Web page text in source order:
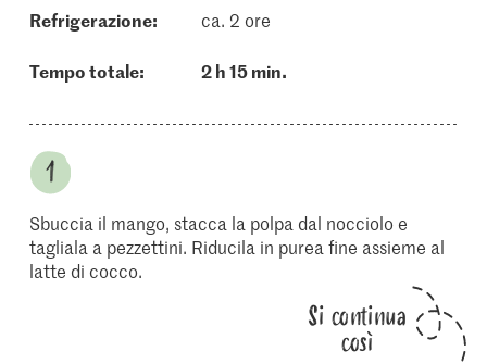
refrigerazione:
ca. 2 ore
Tempo totale: 2 h 15 min.
Sbuccia il mango, stacca la polpa dal nocciolo e
tagliala a pezzettini. Riducila in purea fine assieme al
latte di cocco.
Si continua
così